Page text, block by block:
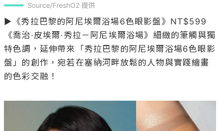
Source/FreshO2 提供
▶《秀拉巴黎的阿尼埃爾浴場6色眼影盤》NT$599
《喬治·皮埃爾·秀拉－阿尼埃爾浴場》細緻的筆觸與獨
特色調，延伸帶來「秀拉巴黎的阿尼埃爾浴場6色眼影
盤」的創作，宛若在塞納河畔放鬆的人物與實踐繪畫
的色彩交融！